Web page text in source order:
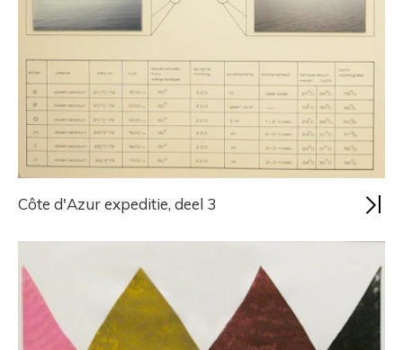
Côte d'Azur expeditie, deel 3